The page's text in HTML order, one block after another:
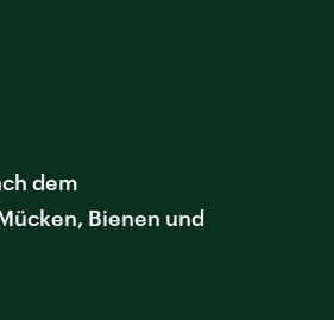
dem
Bienen und